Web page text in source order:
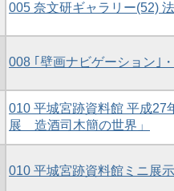
005 奈文研ギャラリー(52)
008 ｢壁画ナビゲーション｣
010 平城宮跡資料館 平成27
展 造酒司木簡の世界」
010 平城宮跡資料館ミニ展